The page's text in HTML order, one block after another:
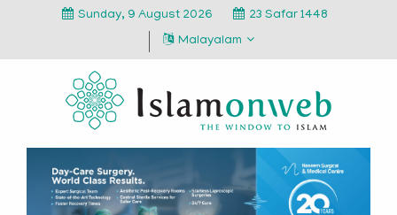
Sunday, 9 August 2026
23 Safar 1448
Malayalam